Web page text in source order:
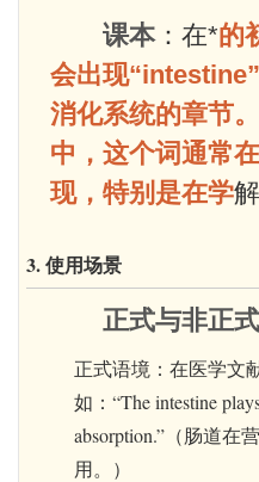
课本：在*的
会出现
消化系统的章节
中，这个词通常
现，特别是在学
3. 使用场景
正式与非正
正式语境：在医学文
如：“The intestine
absorption.”（肠道在
用。）